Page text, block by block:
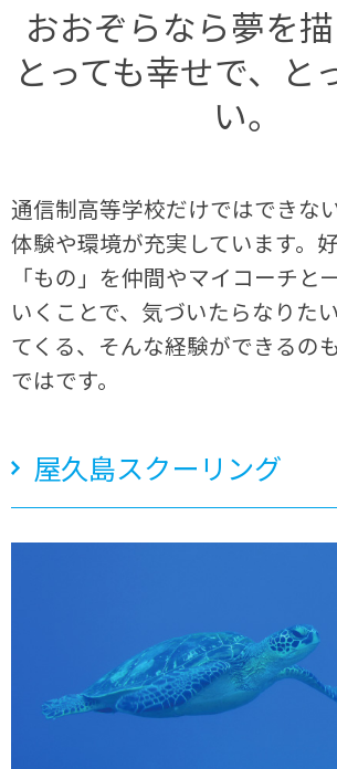
おおぞらなら夢を
とっても幸せで、 と
い。
通信制高等学校だけではできな
体験や環境が充実しています。
「もの」を仲間やマイコーチと
いくことで、気づいたらなりた
てくる、そんな経験ができるの
ではです。
屋久島スクーリング